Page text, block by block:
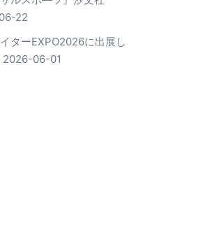
22
ターEXPO2026に出展し
2026-06-01